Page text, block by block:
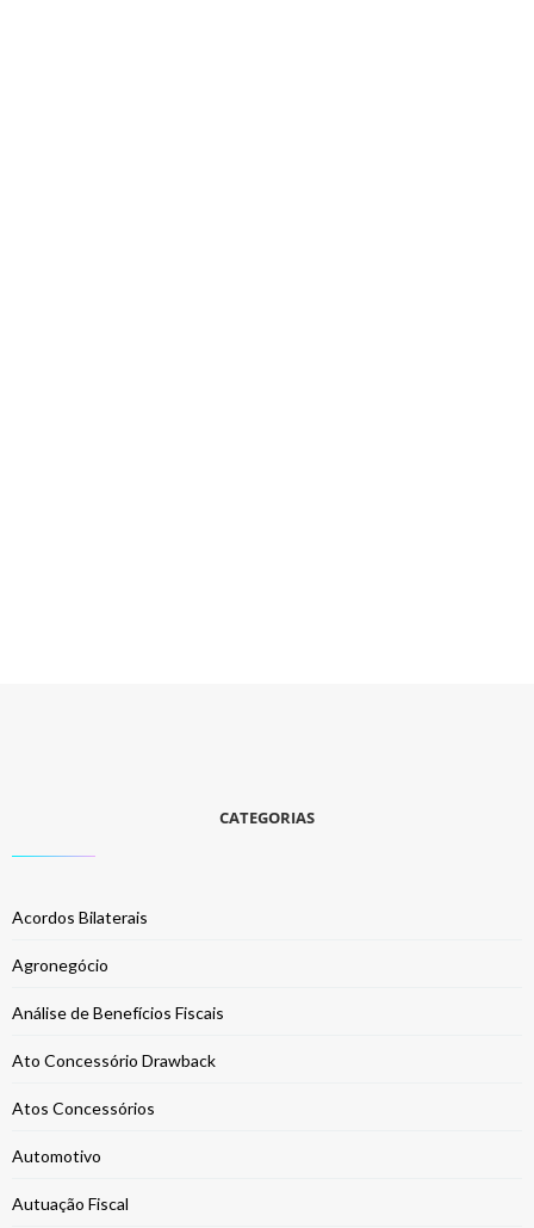
CATEGORIAS
Acordos Bilaterais
Agronegócio
Análise de Benefícios Fiscais
Ato Concessório Drawback
Atos Concessórios
Automotivo
Autuação Fiscal